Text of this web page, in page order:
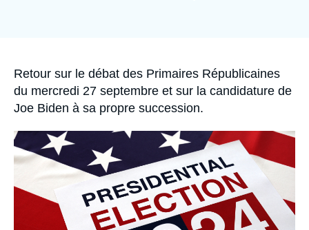
Accroche
Retour sur le débat des Primaires Républicaines
du mercredi 27 septembre et sur la candidature de
Joe Biden à sa propre succession.
Image
principale
médiatique